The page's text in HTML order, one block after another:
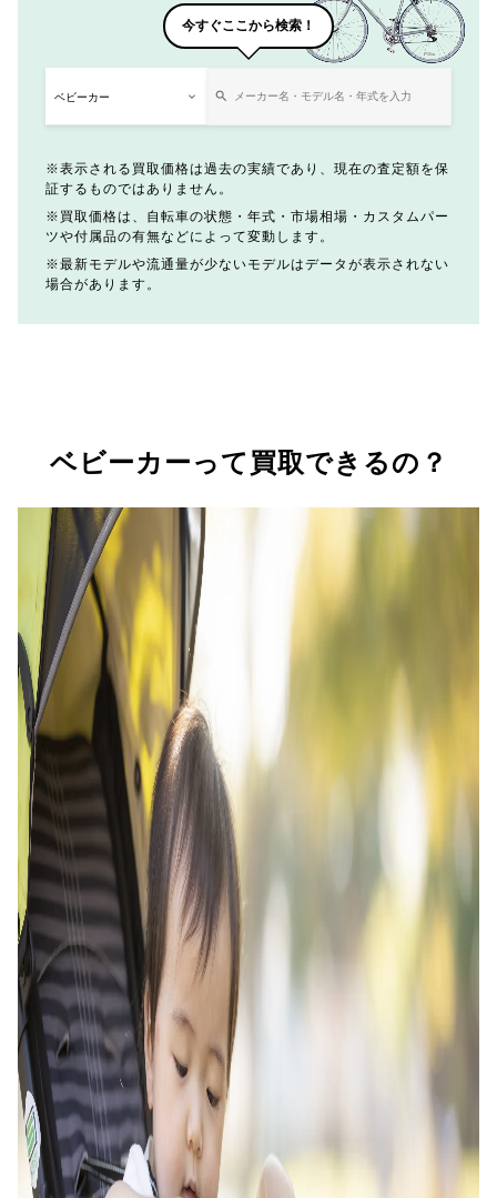
今すぐここから検索！
表示される買取価格は過去の実績であり、現在の査定額を保
証するものではありません。
買取価格は、自転車の状態・年式・市場相場・カスタムパー
ツや付属品の有無などによって変動します。
最新モデルや流通量が少ないモデルはデータが表示されない
場合があります。
ベビーカーって買取できるの？